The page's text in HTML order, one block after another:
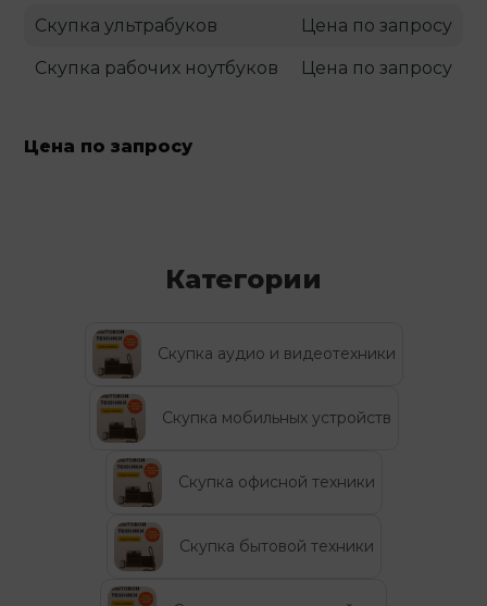
Цена по запросу
Скупка ультрабуков Цена по запросу
Скупка рабочих ноутбуков Цена по запросу
Категории
Скупка аудио и видеотехники
Скупка мобильных устройств
Скупка офисной техники
Скупка бытовой техники